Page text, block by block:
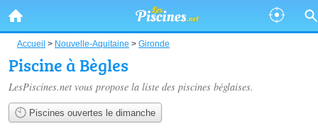
Accueil > Nouvelle-Aquitaine > Gironde
Piscine à Bègles
LesPiscines.net vous propose la liste des piscines béglaises.
Piscines ouvertes le dimanche